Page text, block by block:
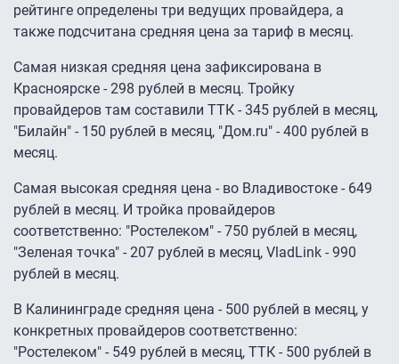
рейтинге определены три ведущих провайдера, а
также подсчитана средняя цена за тариф в месяц.
Самая низкая средняя цена зафиксирована в
Красноярске - 298 рублей в месяц. Тройку
провайдеров там составили ТТК - 345 рублей в месяц,
"Билайн" - 150 рублей в месяц, "Дом.ru" - 400 рублей в
месяц.
Самая высокая средняя цена - во Владивостоке - 649
рублей в месяц. И тройка провайдеров
соответственно: "Ростелеком" - 750 рублей в месяц,
"Зеленая точка" - 207 рублей в месяц, VladLink - 990
рублей в месяц.
В Калининграде средняя цена - 500 рублей в месяц, у
конкретных провайдеров соответственно:
"Ростелеком" - 549 рублей в месяц, ТТК - 500 рублей в